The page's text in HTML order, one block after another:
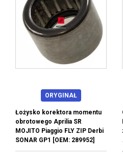
ORYGINAŁ
Łożysko korektora momentu
obrotowego Aprilia SR
MOJITO Piaggio FLY ZIP Derbi
SONAR GP1 [OEM: 289952]